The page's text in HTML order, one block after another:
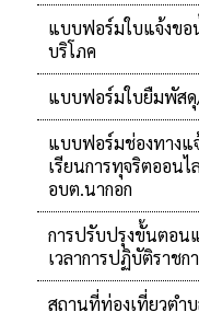
แบบฟอร์มใบแจ้งขอ
บริโภค
แบบฟอร์มใบยืมพัส
แบบฟอร์มช่องทางแจ้
เรียนการทุจริตออนไ
อบต.นากอก
การปรับปรุงขั้นตอน
เวลาการปฏิบัติราชก
สถานที่ท่องเที่ยวตำ